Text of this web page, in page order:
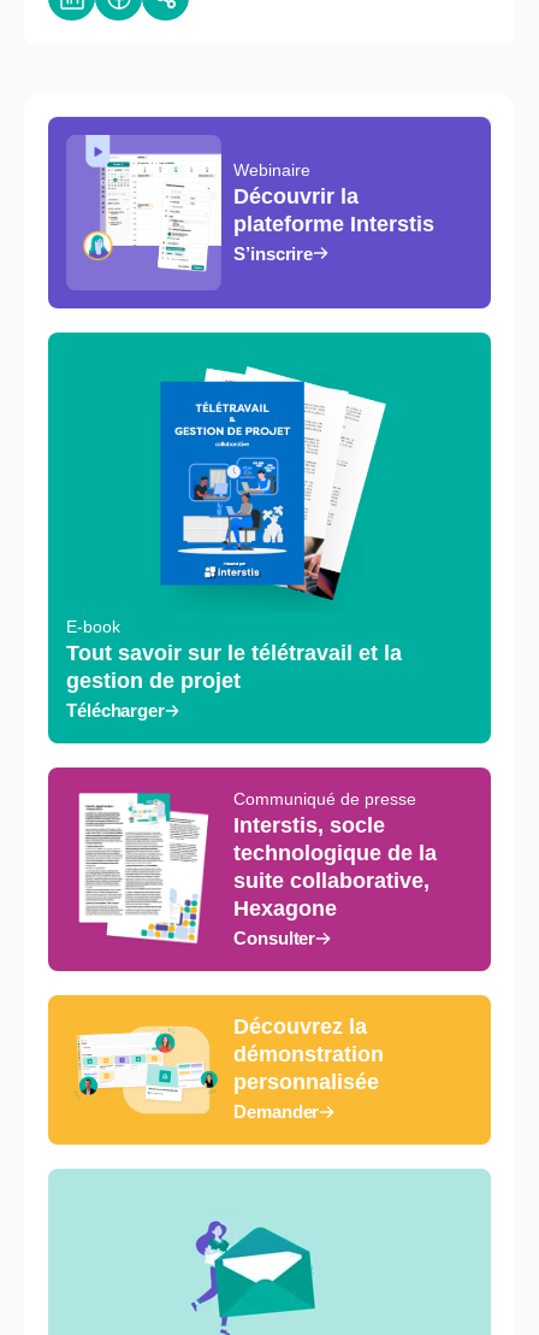
Webinaire
Découvrir la
plateforme Interstis
S’inscrire
E-book
Tout savoir sur le télétravail et la
gestion de projet
Télécharger
Communiqué de presse
Interstis, socle
technologique de la
suite collaborative,
Hexagone
Consulter
Découvrez la
démonstration
personnalisée
Demander